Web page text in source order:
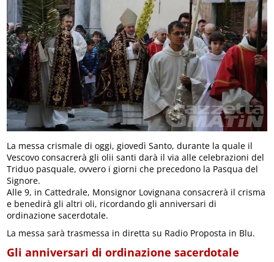
La messa crismale di oggi, giovedì Santo, durante la quale il
Vescovo consacrerà gli olii santi darà il via alle celebrazioni del
Triduo pasquale, ovvero i giorni che precedono la Pasqua del
Signore.
Alle 9, in Cattedrale, Monsignor Lovignana consacrerà il crisma
e benedirà gli altri oli, ricordando gli anniversari di
ordinazione sacerdotale.
La messa sarà trasmessa in diretta su Radio Proposta in Blu.
Gli anniversari di ordinazione sacerdotale